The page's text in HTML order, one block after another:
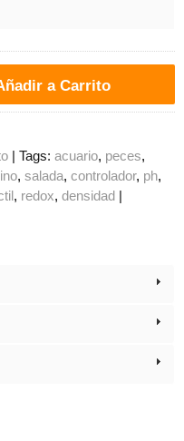
a Carrito
| Tags: acuario peces
salada controlador ph
redox densidad |